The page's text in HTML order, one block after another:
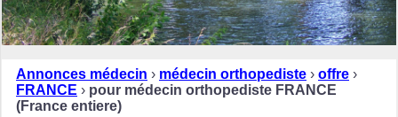
Annonces médecin › médecin orthopediste › offre ›
FRANCE › pour médecin orthopediste FRANCE
(France entiere)